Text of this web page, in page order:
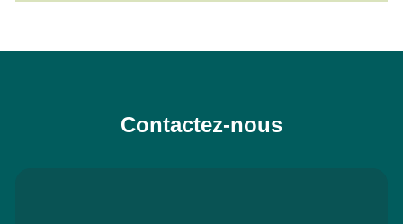
Contactez-nous